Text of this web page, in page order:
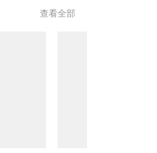
查看全部